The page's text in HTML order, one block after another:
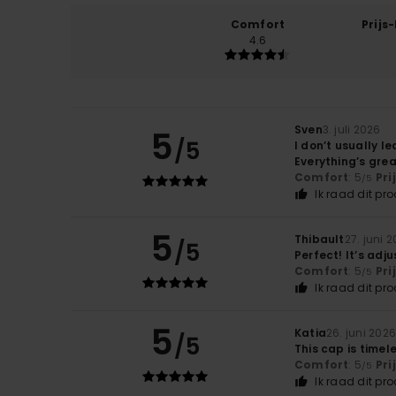
Comfort
4.6
5/5
Sven3. juli 2026
I don’t usually
Everything’s
Comfort: 5/5
Ik raad dit
5/5 Thibault27. juni
Perfect! It’s
Comfort: 5/5
Ik raad dit
5/5 Katia26. juni 2026
This cap is
Comfort: 5/5
Ik raad dit